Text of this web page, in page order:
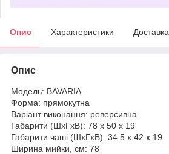
Опис Характеристики Доставка
Опис
Модель: BAVARIA
Форма: прямокутна
Варіант виконання: реверсивна
Габарити (ШхГхВ): 78 х 50 х 19
Габарити чаші (ШхГхВ): 34,5 х 42 х 19
Ширина мийки, см: 78